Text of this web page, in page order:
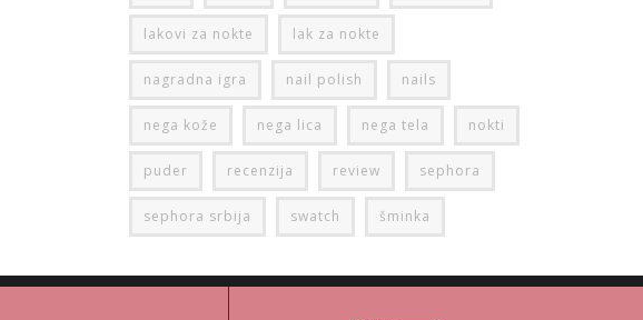
lakovi za nokte lak za nokte
nagradna igra nail polish nails
nega kože nega lica nega tela nokti
puder recenzija review sephora
sephora srbija swatch šminka